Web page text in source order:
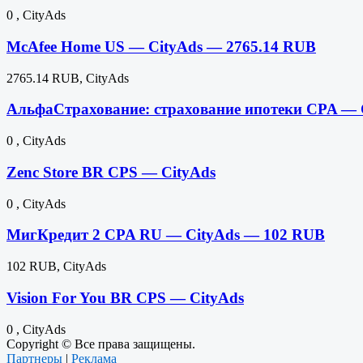
0 , CityAds
McAfee Home US — CityAds — 2765.14 RUB
2765.14 RUB, CityAds
АльфаСтрахование: страхование ипотеки CPA —
0 , CityAds
Zenc Store BR CPS — CityAds
0 , CityAds
МигКредит 2 CPA RU — CityAds — 102 RUB
102 RUB, CityAds
Vision For You BR CPS — CityAds
0 , CityAds
Copyright © Все права защищены.
Партнеры | Реклама